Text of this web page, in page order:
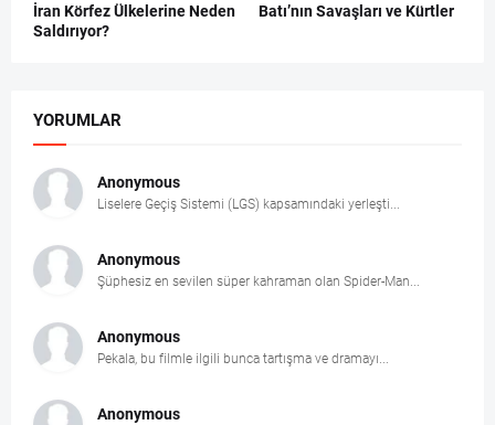
İran Körfez Ülkelerine Neden
Saldırıyor?
Batı’nın Savaşları ve Kürtler
YORUMLAR
Anonymous
Liselere Geçiş Sistemi (LGS) kapsamındaki yerleşti...
Anonymous
Şüphesiz en sevilen süper kahraman olan Spider-Man...
Anonymous
Pekala, bu filmle ilgili bunca tartışma ve dramayı...
Anonymous